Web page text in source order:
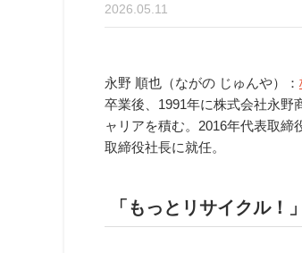
2026.05.11
永野 順也（ながの じゅんや）：
卒業後、1991年に株式会社永野
ャリアを積む。2016年代表取
取締役社長に就任。
「もっとリサイクル！